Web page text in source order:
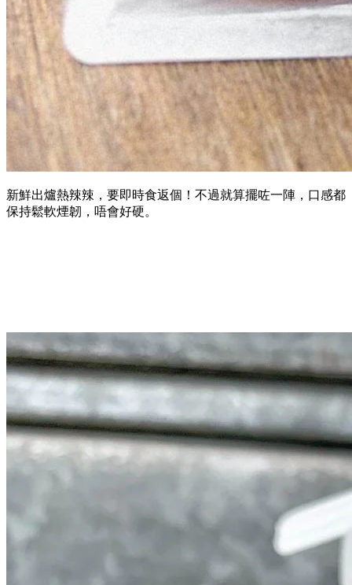
新鮮出爐熱辣辣，要即時食返個！不過就算擺咗一陣，口感都
保持鬆軟煙韌，唔會好硬。